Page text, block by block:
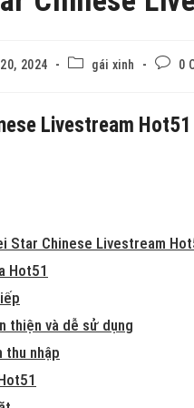
2024 gái xinh 0
Livestream Hot51
Star Chinese Livestream
Hot51
thiện và dễ sử dụng
thu nhập